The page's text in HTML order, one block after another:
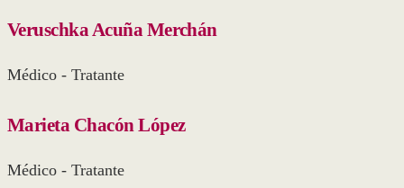
Veruschka Acuña Merchán
Médico - Tratante
Marieta Chacón López
Médico - Tratante